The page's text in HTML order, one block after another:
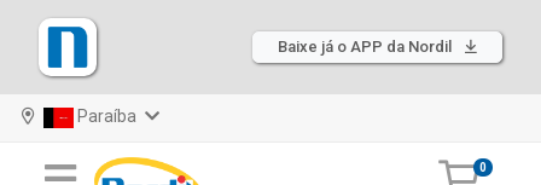
Baixe já o APP da Nordil
Paraíba
0